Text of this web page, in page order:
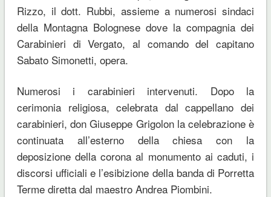
Rizzo, il dott. Rubbi, assieme a numerosi sindaci
della Montagna Bolognese dove la compagnia dei
Carabinieri di Vergato, al comando del capitano
Sabato Simonetti, opera.
Numerosi i carabinieri intervenuti. Dopo la
cerimonia religiosa, celebrata dal cappellano dei
carabinieri, don Giuseppe Grigolon la celebrazione è
continuata all’esterno della chiesa con la
deposizione della corona al monumento ai caduti, i
discorsi ufficiali e l’esibizione della banda di Porretta
Terme diretta dal maestro Andrea Piombini.